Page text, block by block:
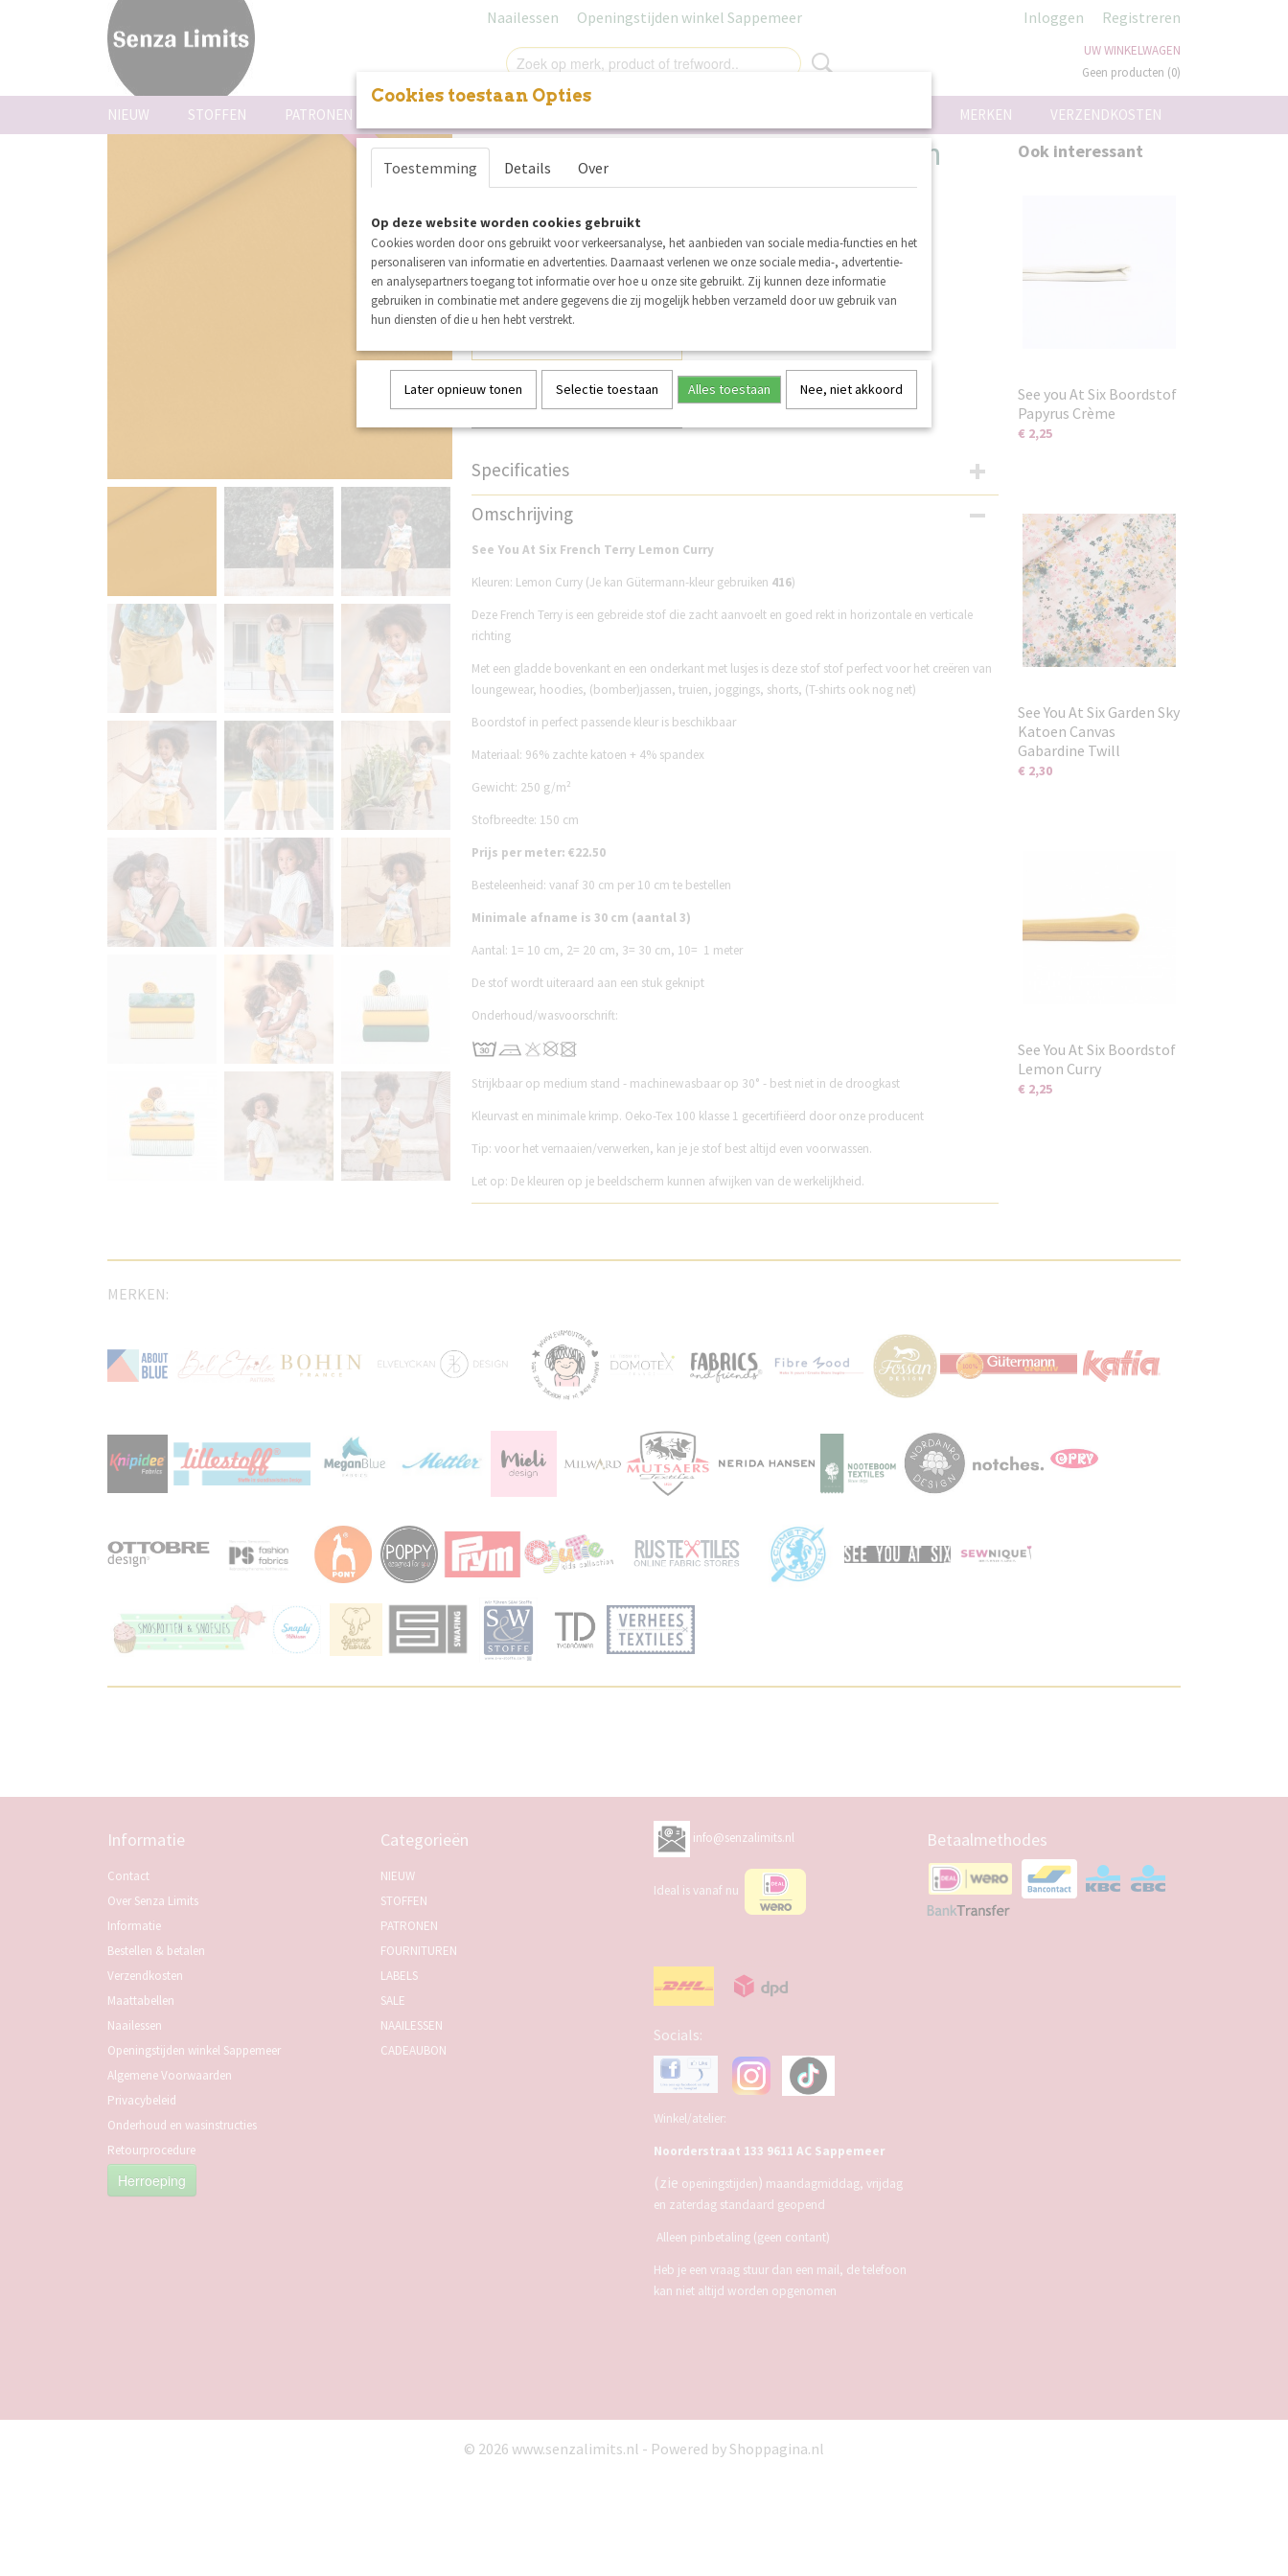
Naailessen Openingstijden winkel Sappemeer Inloggen Registreren
UW WINKELWAGEN
Geen producten (0)
VERZENDKOSTEN
MERKEN
NIEUW STOFFEN PATRONEN
nieuw
See You At Six French Terry Lemon
Curry
€ 2,25 per stuk
Minimum aantal is 3 voor € 6,75 (inclusief btw 21%)
✓Op voorraad
Aantal
IN WINKELWAGEN
Specificaties
Productcode
Omschrijving
See You At Six French Terry Lemon Curry
Kleuren: Lemon Curry (Je kan Gütermann-kleur gebruiken 416)
Deze French Terry is een gebreide stof die zacht aanvoelt en goed rekt in horizontale en verticale
richting
Met een gladde bovenkant en een onderkant met lusjes is deze stof stof perfect voor het creëren van
loungewear, hoodies, (bomber)jassen, truien, joggings, shorts, (T-shirts ook nog net)
Boordstof in perfect passende kleur is beschikbaar
Materiaal: 96% zachte katoen + 4% spandex
Gewicht: 250 g/m²
Stofbreedte: 150 cm
Prijs per meter: €22.50
Besteleenheid: vanaf 30 cm per 10 cm te bestellen
Minimale afname is 30 cm (aantal 3)
Aantal: 1= 10 cm, 2= 20 cm, 3= 30 cm, 10= 1 meter
De stof wordt uiteraard aan een stuk geknipt
Onderhoud/wasvoorschrift:
Strijkbaar op medium stand - machinewasbaar op 30° - best niet in de droogkast
Kleurvast en minimale krimp. Oeko-Tex 100 klasse 1 gecertifiëerd door onze producent
Tip: voor het vernaaien/verwerken, kan je je stof best altijd even voorwassen.
Let op: De kleuren op je beeldscherm kunnen afwijken van de werkelijkheid.
Ook interessant
See you At Six Boordstof
Papyrus Crème
€ 2,25
See You At Six Garden Sky
Katoen Canvas
Gabardine Twill
€ 2,30
See You At Six Boordstof
Lemon Curry
€ 2,25
MERKEN:
Informatie
Contact
Over Senza Limits
Informatie
Bestellen & betalen
Verzendkosten
Maattabellen
Naailessen
Openingstijden winkel Sappemeer
Algemene Voorwaarden
Privacybeleid
Onderhoud en wasinstructies
Retourprocedure
Herroeping
Categorieën
NIEUW
STOFFEN
PATRONEN
FOURNITUREN
LABELS
SALE
NAAILESSEN
CADEAUBON
info@senzalimits.nl
Ideal is vanaf nu
Socials:
Winkel/atelier:
Noorderstraat 133 9611 AC Sappemeer
(zie openingstijden) maandagmiddag, vrijdag
en zaterdag standaard geopend
Alleen pinbetaling (geen contant)
Heb je een vraag stuur dan een mail, de telefoon
kan niet altijd worden opgenomen
Betaalmethodes
© 2026 www.senzalimits.nl - Powered by Shoppagina.nl
Cookies toestaan Opties
Toestemming Details Over
Op deze website worden cookies gebruikt
Cookies worden door ons gebruikt voor verkeersanalyse, het aanbieden van sociale media-functies en het
personaliseren van informatie en advertenties. Daarnaast verlenen we onze sociale media-, advertentie-
en analysepartners toegang tot informatie over hoe u onze site gebruikt. Zij kunnen deze informatie
gebruiken in combinatie met andere gegevens die zij mogelijk hebben verzameld door uw gebruik van
hun diensten of die u hen hebt verstrekt.
Later opnieuw tonen Selectie toestaan Alles toestaan Nee, niet akkoord